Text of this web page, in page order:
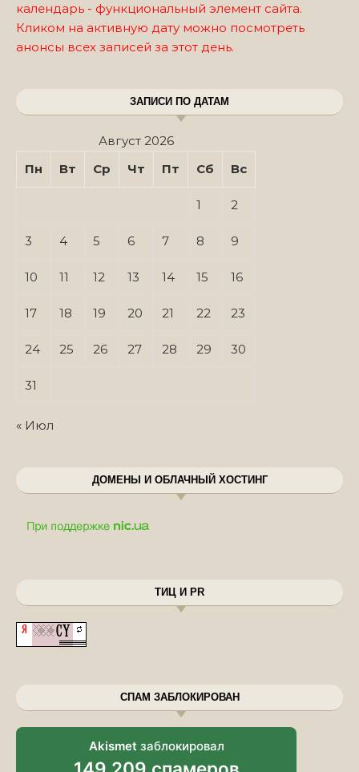
календарь - функциональный элемент сайта.
Кликом на активную дату можно посмотреть
анонсы всех записей за этот день.
ЗАПИСИ ПО ДАТАМ
Август 2026
Пн
Вт Ср Чт Пт Сб Вс
1 2
3 4 5 6 7 8 9
10 11 12 13 14 15 16
17 18 19 20 21 22 23
24 25 26 27 28 29 30
31
« Июл
ДОМЕНЫ И ОБЛАЧНЫЙ ХОСТИНГ
ТИЦ И PR
СПАМ ЗАБЛОКИРОВАН
Akismet заблокировал